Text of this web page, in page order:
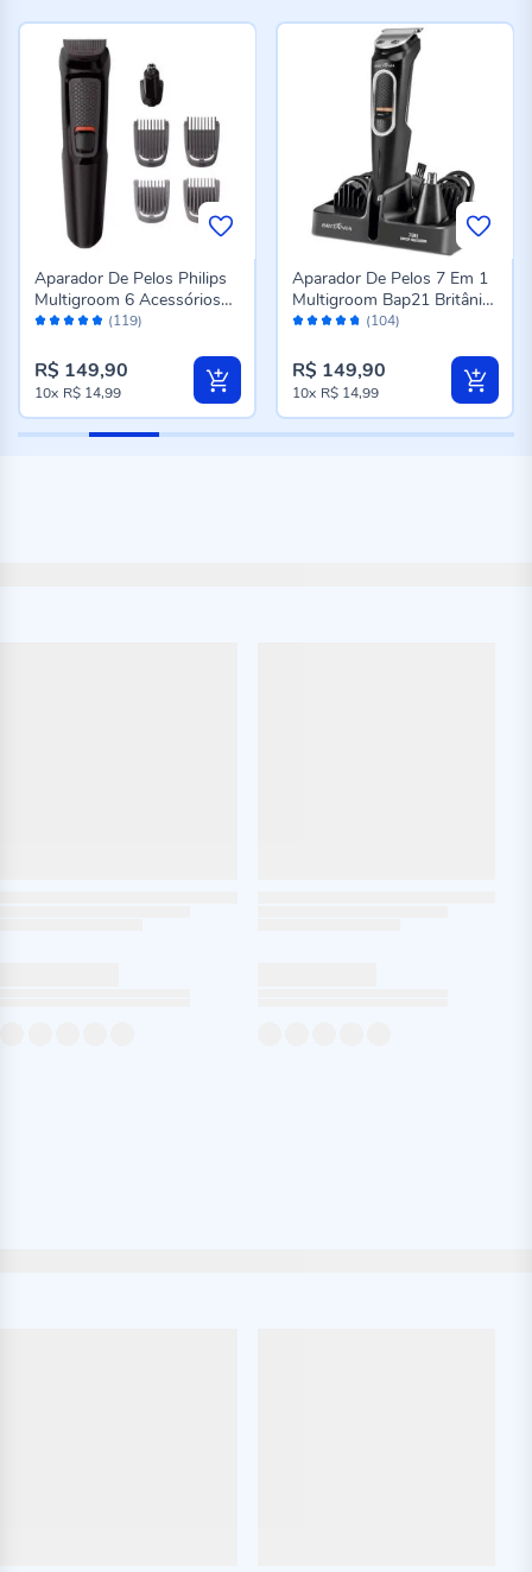
Avaliação: (119)
Aparador De Pelos Philips
Multigroom 6 Acessórios
Mg3711/15 - Bivolt
R$ 149,90
10x R$ 14,99
Avaliação: (104)
Aparador De Pelos 7 Em 1
Multigroom Bap21 Britânia
- Bivolt
R$ 149,90
10x R$ 14,99